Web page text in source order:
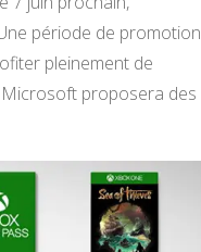
période de promotion
pleinement de
Microsoft proposera des